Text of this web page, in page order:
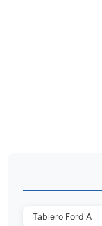
Tablero Ford A